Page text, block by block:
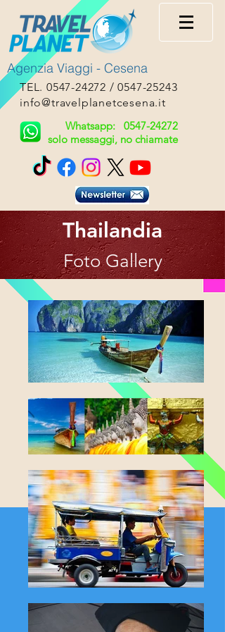
Agenzia Viaggi - Cesena
TEL. 0547-24272 /0547-25243
info@travelplanetcesena.it
Whatsapp: 0547-24272
solo messaggi, no chiamate
Thailandia
Foto Gallery